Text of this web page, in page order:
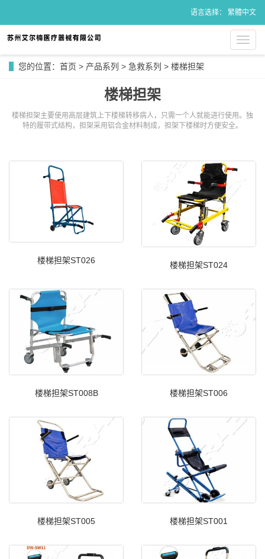
语言选择： 繁體中文
导
航
您的位置： 首页 > 产品系列 > 急救系列 > 楼梯担架
楼梯担架
楼梯担架主要使用高层建筑上下楼梯转移病人，只需一个人就能进行使用。独
特的履带式结构，担架采用铝合金材料制成，担架下楼梯时方便安全。
楼梯担架ST026
楼梯担架ST024
楼梯担架ST008B 楼梯担架ST006
楼梯担架ST005 楼梯担架ST001